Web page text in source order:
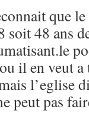
que
soit 48 ans
il en veut
l’eglise
peut pas